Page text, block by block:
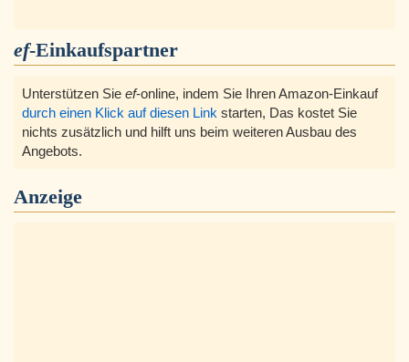
ef-Einkaufspartner
Unterstützen Sie ef-online, indem Sie Ihren Amazon-Einkauf
durch einen Klick auf diesen Link starten, Das kostet Sie
nichts zusätzlich und hilft uns beim weiteren Ausbau des
Angebots.
Anzeige